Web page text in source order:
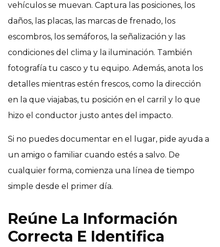
vehículos se muevan. Captura las posiciones, los
daños, las placas, las marcas de frenado, los
escombros, los semáforos, la señalización y las
condiciones del clima y la iluminación. También
fotografía tu casco y tu equipo. Además, anota los
detalles mientras estén frescos, como la dirección
en la que viajabas, tu posición en el carril y lo que
hizo el conductor justo antes del impacto.
Si no puedes documentar en el lugar, pide ayuda a
un amigo o familiar cuando estés a salvo. De
cualquier forma, comienza una línea de tiempo
simple desde el primer día.
Reúne La Información
Correcta E Identifica